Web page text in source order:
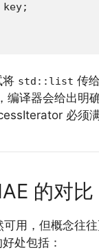
将 std::list 传给
，编译器会给出明
必须满
的对比
可用，但概念往
处包括：